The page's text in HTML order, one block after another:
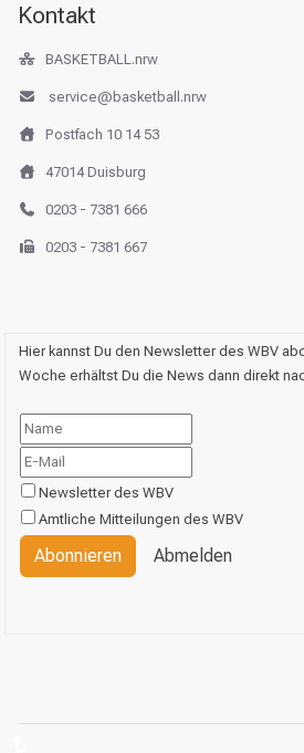
Kontakt
BASKETBALL.nrw
service@basketball.nrw
Postfach 10 14 53
47014 Duisburg
0203 - 7381 666
0203 - 7381 667
Hier kannst Du den Newsletter des WBV
Woche erhältst Du die News dann direkt
Newsletter des WBV
Amtliche Mitteilungen des WBV
Abonnieren Abmelden